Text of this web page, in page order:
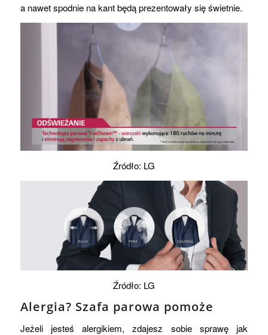
a nawet spodnie na kant będą prezentowały się świetnie.
Źródło: LG
Źródło: LG
Alergia? Szafa parowa pomoże
Jeżeli jesteś alergikiem, zdajesz sobie sprawę jak